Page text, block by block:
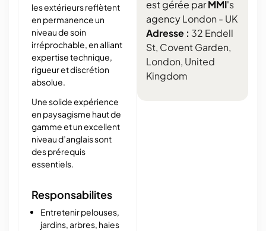
les extérieurs reflètent
en permanence un
niveau de soin
irréprochable, en alliant
expertise technique,
rigueur et discrétion
absolue.
Une solide expérience
en paysagisme haut de
gamme et un excellent
niveau d’anglais sont
des prérequis
essentiels.
Responsabilites
Entretenir pelouses,
jardins, arbres, haies
est gérée parMMI's
agencyLondon - UK
Adresse : 32 Endell
St, Covent Garden,
London, United
Kingdom